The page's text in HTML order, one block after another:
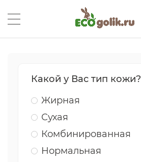
Какой у Вас тип кожи?
Жирная
Сухая
Комбинированная
Нормальная